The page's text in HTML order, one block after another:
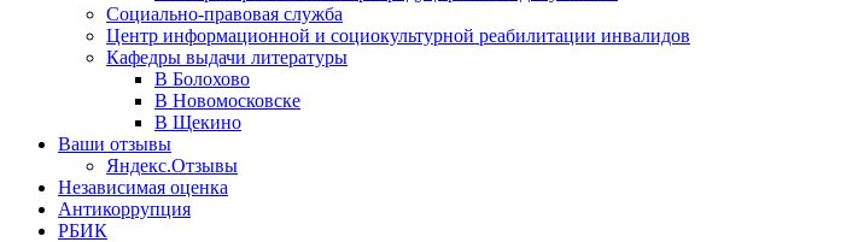
Социально-правовая служба
Центр информационной и социокультурной реабилитации инвалидов
Кафедры выдачи литературы
В Болохово
В Новомосковске
В Щекино
Ваши отзывы
Яндекс.Отзывы
Независимая оценка
Антикоррупция
РБИК